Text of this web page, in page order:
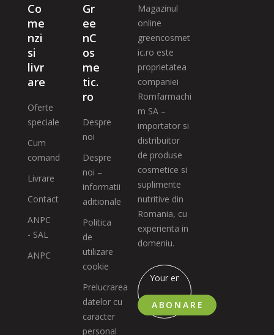
Co
me
nzi
si
livr
are
Oferte
speciale
Cum
comand
Livrare
Contact
ANPC
- SAL
ANPC
Gr
ee
nC
os
me
tic.
ro
Despre
noi
Despre
noi –
informatii
aditionale
Politica
de
utilizare
cookie
Prelucrarea
datelor cu
caracter
personal
Magazinul
online
greencosmet
ic.ro este
proprietatea
companiei
Romfarmachi
m SA –
importator si
distribuitor
de produse
cosmetice si
suplimente
nutritive din
Romania, cu
experienta in
domeniu.
ABONARE